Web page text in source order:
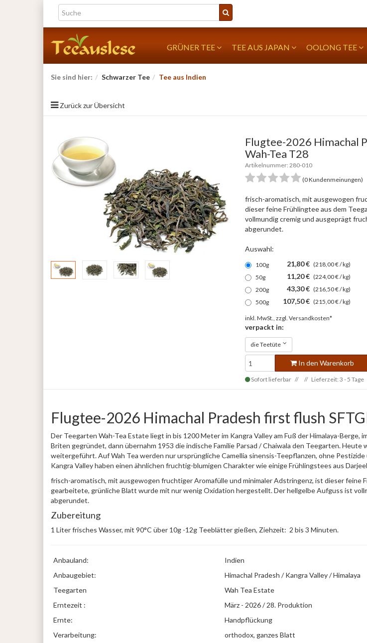
GRÜNER TEE TEE AUS JAPAN OOLONG TEE
Sie sind hier: Schwarzer Tee Tee aus Indien
Zurück zur Übersicht
Flugtee-2026 Himachal
Wah-Tea T28
Artikelnummer: 280-010
(0 Kundenmeinungen)
frisch-aromatisch, mit ausgewogen
dieser feine Frühlingtee aus dem
vollmundig cremig und ausgeprägt
abgerundet.
Auswahl:
100g 21,80 € (218,00 € / kg)
50g
11,20 € (224,00 € / kg)
200g
43,30 € (216,50 € / kg)
500g
107,50 € (215,00 € / kg)
inkl. MwSt., zzgl. Versandkosten*
verpackt in:
die Teetüte
In den Warenkorb
Sofort lieferbar Lieferzeit: 3 - 5 Tage
Flugtee-2026 Himachal Pradesh first flush
Der Teegarten Wah-Tea Estate liegt in bis 1200 Meter im Kangra Valley am Fuß der Himalaya-Berge,
Briten gegründet, dann übernahm 1953 die indische Familie Parsad / Chaiwala den Teegarten.
weitergeführt. Auf Wah Tea werden nur ursprüngliche Camellia sinensis-Teepflanzen, ohne
Kangra Valley haben einen ähnlichen fruchtig-blumigen Charakter wie einige Frühlingstees aus
frisch-aromatisch, mit ausgewogen fruchtiger Aromafülle und minimaler Adstringenz, ist dieser feine
gearbeitete, grünliche Blatt wurde mit nur wenig Oxidation hergestellt. Der hellgelbe Aufguss ist
abgerundet.
Zubereitung
1 Liter frisches Wasser, mit 90°C über 10g -12g Teeblätter gießen, Ziehzeit: 2 bis 3 Minuten.
Anbauland:
Indien
Anbaugebiet:
Himachal Pradesh / Kangra Valley / Himalaya
Teegarten
Wah Tea Estate
Erntezeit :
März - 2026 / 28. Produktion
Ernte:
Handpflückung
Verarbeitung:
orthodox, ganzes Blatt